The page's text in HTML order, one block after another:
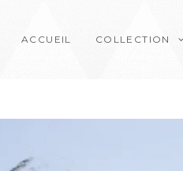
ACCUEIL COLLECTION